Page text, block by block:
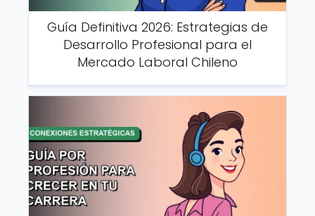
Guía Definitiva 2026: Estrategias de
Desarrollo Profesional para el
Mercado Laboral Chileno